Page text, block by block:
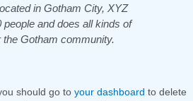
in Gotham City, XYZ
and does all kinds of
Gotham community.
should go to your dashboard to delete